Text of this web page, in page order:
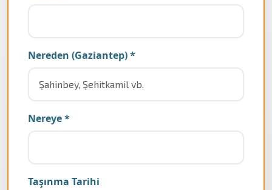
Nereden (Gaziantep) *
Nereye *
Taşınma Tarihi